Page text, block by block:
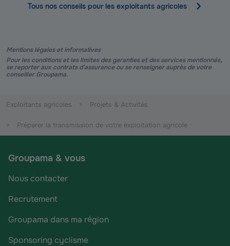
Tous nos conseils pour les exploitants agricoles
Mentions légales et informatives
Pour les conditions et les limites des garanties et des services mentionnés,
se reporter aux contrats d’assurance ou se renseigner auprès de votre
conseiller Groupama.
Exploitants agricoles Projets & Activités
Préparer la transmission de votre exploitation agricole
Groupama & vous
Nous contacter
Recrutement
Groupama dans ma région
Sponsoring cyclisme